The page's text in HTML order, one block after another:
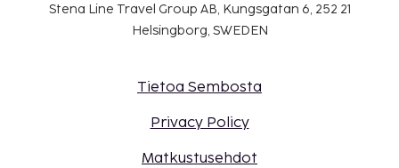
Stena Line Travel Group AB, Kungsgatan 6, 252 21
Helsingborg, SWEDEN
Tietoa Sembosta
Privacy Policy
Matkustusehdot